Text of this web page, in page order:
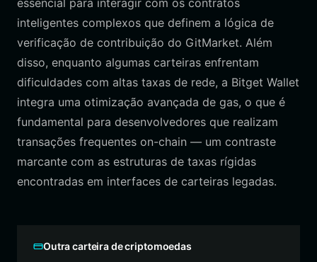
essencial para interagir com os contratos
inteligentes complexos que definem a lógica de
verificação de contribuição do GitMarket. Além
disso, enquanto algumas carteiras enfrentam
dificuldades com altas taxas de rede, a Bitget Wallet
integra uma otimização avançada de gas, o que é
fundamental para desenvolvedores que realizam
transações frequentes on-chain — um contraste
marcante com as estruturas de taxas rígidas
encontradas em interfaces de carteiras legadas.
Outra carteira de criptomoedas